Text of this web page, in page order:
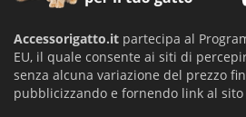
Accessorigatto.it partecipa al
EU, il quale consente ai siti di
senza alcuna variazione del prezzo
pubblicizzando e fornendo link al